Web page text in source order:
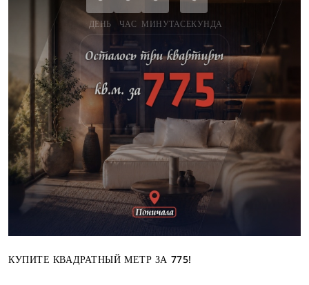
ДЕНЬ ЧАС МИНУТАСЕКУНДА
КУПИТЕ КВАДРАТНЫЙ МЕТР ЗА 775!